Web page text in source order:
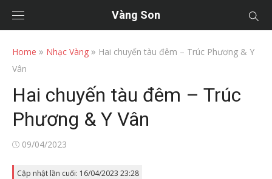
Vàng Son
Home » Nhạc Vàng » Hai chuyến tàu đêm – Trúc Phương & Y
Vân
Hai chuyến tàu đêm – Trúc
Phương & Y Vân
Posted
09/04/2023
Cập nhật lần cuối: 16/04/2023 23:28